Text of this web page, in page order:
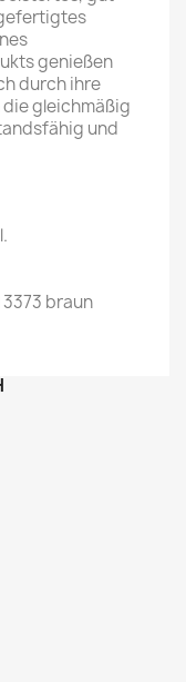
genießen
durch ihre
gleichmäßig
und
braun